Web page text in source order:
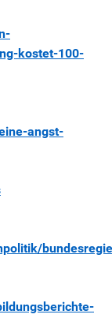
kostet-100-
angst-